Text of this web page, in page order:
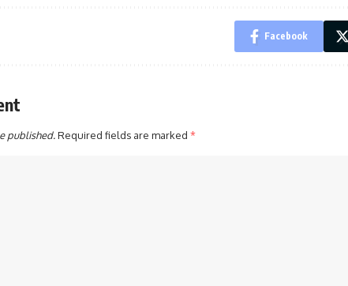
Facebook
published.Required fields are marked *